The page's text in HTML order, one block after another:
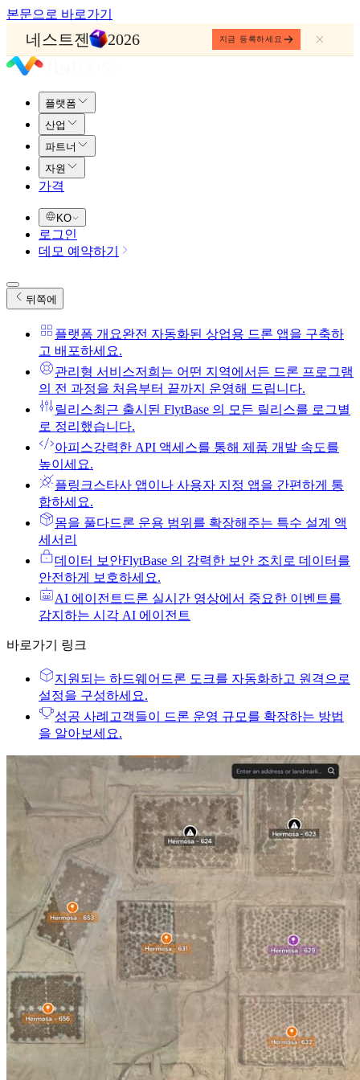
본문으로 바로가기
네스트젠 2026 지금 등록하세요
플랫폼
산업
파트너
자원
가격
KO
로그인
데모 예약하기
뒤쪽에
플랫폼 개요완전 자동화된 상업용 드론 앱을 구축하
고 배포하세요.
관리형 서비스저희는 어떤 지역에서든 드론 프로그램
의 전 과정을 처음부터 끝까지 운영해 드립니다.
릴리스최근 출시된 FlytBase 의 모든 릴리스를 로그별
로 정리했습니다.
아피스강력한 API 액세스를 통해 제품 개발 속도를
높이세요.
플링크스타사 앱이나 사용자 지정 앱을 간편하게 통
합하세요.
몸을 풀다드론 운용 범위를 확장해주는 특수 설계 액
세서리
데이터 보안FlytBase 의 강력한 보안 조치로 데이터를
안전하게 보호하세요.
AI 에이전트 드론 실시간 영상에서 중요한 이벤트를
감지하는 시각 AI 에이전트
바로가기 링크
지원되는 하드웨어 드론 도크를 자동화하고 원격으로
설정을 구성하세요.
성공 사례 고객들이 드론 운영 규모를 확장하는 방법
을 알아보세요.